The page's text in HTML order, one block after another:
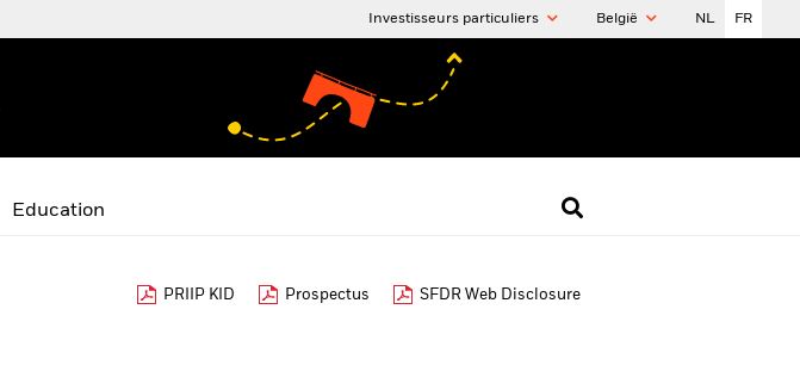
Investisseurs particuliers België NL FR
Education
PRIIP KID Prospectus SFDR Web Disclosure